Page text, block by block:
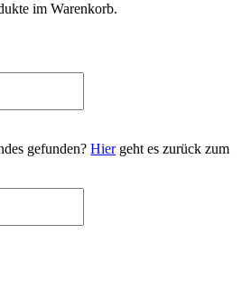
im Warenkorb.
gefunden?Hiergeht es zurück zum